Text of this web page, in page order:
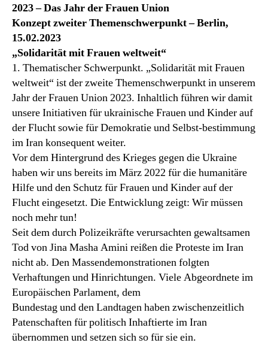
2023 – Das Jahr der Frauen Union
Konzept zweiter Themenschwerpunkt – Berlin,
15.02.2023
„Solidarität mit Frauen weltweit“
1. Thematischer Schwerpunkt. „Solidarität mit Frauen
weltweit“ ist der zweite Themenschwerpunkt in unserem
Jahr der Frauen Union 2023. Inhaltlich führen wir damit
unsere Initiativen für ukrainische Frauen und Kinder auf
der Flucht sowie für Demokratie und Selbst-bestimmung
im Iran konsequent weiter.
Vor dem Hintergrund des Krieges gegen die Ukraine
haben wir uns bereits im März 2022 für die humanitäre
Hilfe und den Schutz für Frauen und Kinder auf der
Flucht eingesetzt. Die Entwicklung zeigt: Wir müssen
noch mehr tun!
Seit dem durch Polizeikräfte verursachten gewaltsamen
Tod von Jina Masha Amini reißen die Proteste im Iran
nicht ab. Den Massendemonstrationen folgten
Verhaftungen und Hinrichtungen. Viele Abgeordnete im
Europäischen Parlament, dem
Bundestag und den Landtagen haben zwischenzeitlich
Patenschaften für politisch Inhaftierte im Iran
übernommen und setzen sich so für sie ein.